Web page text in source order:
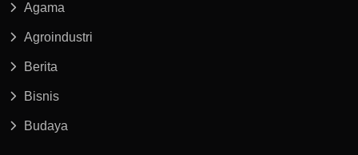
Agama
Agroindustri
Berita
Bisnis
Budaya